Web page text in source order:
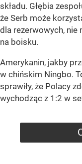
składu. Głębia
że Serb może
dla rezerwowych, nie
na boisku.
Amerykanin, jakby
w chińskim Ningbo.
sprawiły, że Polacy
wychodząc z 1:2 w